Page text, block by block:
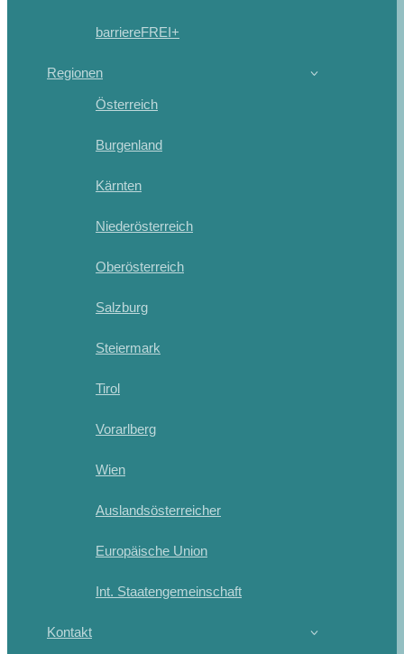
barriereFREI+
Regionen
Österreich
Burgenland
Kärnten
Niederösterreich
Oberösterreich
Salzburg
Steiermark
Tirol
Vorarlberg
Wien
Auslandsösterreicher
Europäische Union
Int. Staatengemeinschaft
Kontakt